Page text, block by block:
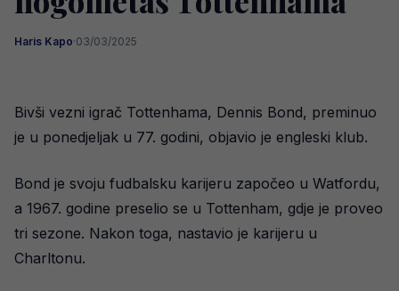
Haris Kapo·03/03/2025
Bivši vezni igrač Tottenhama, Dennis Bond, preminuo
je u ponedjeljak u 77. godini, objavio je engleski klub.
Bond je svoju fudbalsku karijeru započeo u Watfordu,
a 1967. godine preselio se u Tottenham, gdje je proveo
tri sezone. Nakon toga, nastavio je karijeru u
Charltonu.